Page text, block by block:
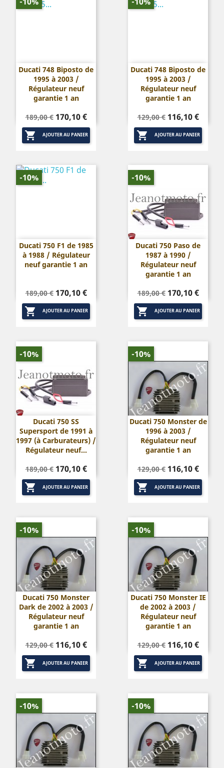
Ducati 748 Biposto de
1995 à 2003 /
Régulateur neuf
garantie 1 an
Prix
de
base
189,00 € Prix
170,10 €
 AJOUTER AU PANIER
Ducati 748 Biposto de
1995 à 2003 /
Régulateur neuf
garantie 1 an
Prix
de
base
129,00 € Prix
116,10 €
 AJOUTER AU PANIER
Ducati 750 F1 de 1985
à 1988 / Régulateur
neuf garantie 1 an
Prix
de
base
189,00 € Prix
170,10 €
 AJOUTER AU PANIER
-10%
Ducati 750 Paso de
1987 à 1990 /
Régulateur neuf
garantie 1 an
Prix
de
base
189,00 € Prix
170,10 €
 AJOUTER AU PANIER
-10%
Ducati 750 SS
Supersport de 1991 à
1997 (à Carburateurs) /
Régulateur neuf...
Prix
de
base
189,00 € Prix
170,10 €
 AJOUTER AU PANIER
-10%
Ducati 750 Monster de
1996 à 2003 /
Régulateur neuf
garantie 1 an
Prix
de
base
129,00 € Prix
116,10 €
 AJOUTER AU PANIER
-10%
Ducati 750 Monster
Dark de 2002 à 2003 /
Régulateur neuf
garantie 1 an
Prix
de
base
129,00 € Prix
116,10 €
 AJOUTER AU PANIER
-10%
Ducati 750 Monster IE
de 2002 à 2003 /
Régulateur neuf
garantie 1 an
Prix
de
base
129,00 € Prix
116,10 €
 AJOUTER AU PANIER
-10%
-10% -10%